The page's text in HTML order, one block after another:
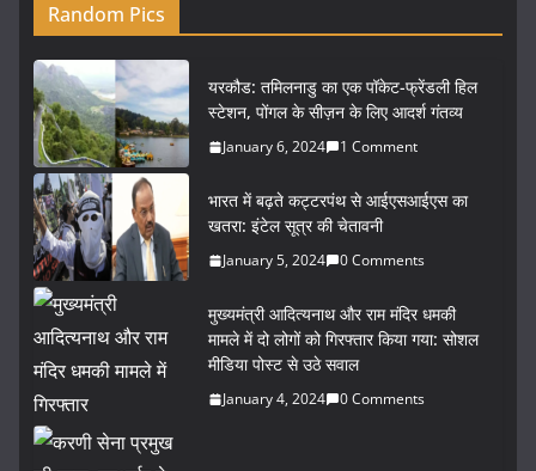
Random Pics
यरकौड: तमिलनाडु का एक पॉकेट-फ्रेंडली हिल
स्टेशन, पोंगल के सीज़न के लिए आदर्श गंतव्य
January 6, 2024 1 Comment
भारत में बढ़ते कट्टरपंथ से आईएसआईएस का
खतरा: इंटेल सूत्र की चेतावनी
January 5, 2024 0 Comments
मुख्यमंत्री आदित्यनाथ और राम मंदिर धमकी
मामले में दो लोगों को गिरफ्तार किया गया: सोशल
मीडिया पोस्ट से उठे सवाल
January 4, 2024 0 Comments